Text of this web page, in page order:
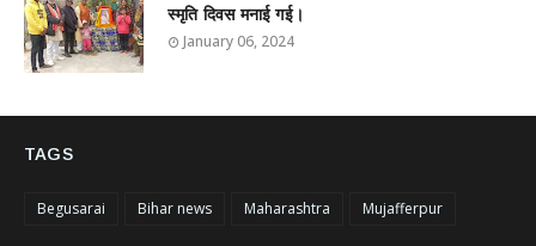
स्मृति दिवस मनाई गई।
January 06, 2024
TAGS
Begusarai Bihar news Maharashtra Mujafferpur